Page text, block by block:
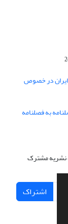
ایران در خصوص
به فصلنامه
نشریه مشترک
اشتراک